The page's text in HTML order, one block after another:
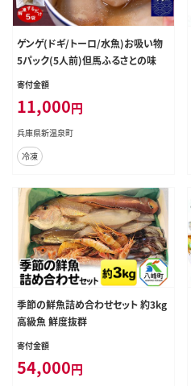
ゲンゲ(ドギ/トーロ/水魚)お吸い物
5パック(5人前)但馬ふるさとの味
寄付金額
11,000円
兵庫県新温泉町
冷凍
季節の鮮魚詰め合わせセット 約3kg
高級魚 鮮度抜群
寄付金額
54,000円